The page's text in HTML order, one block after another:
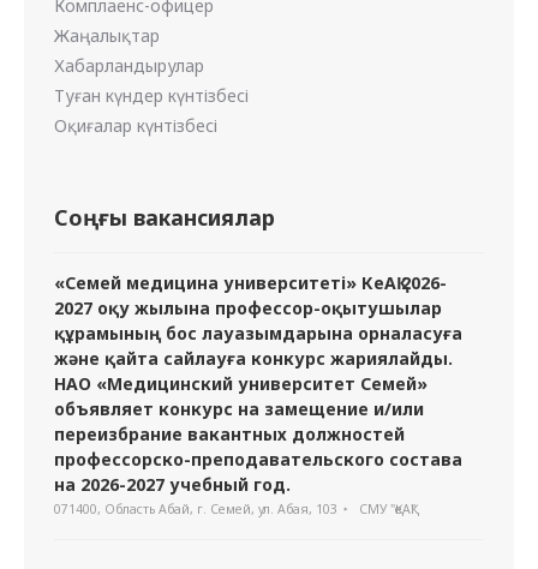
Комплаенс-офицер
Жаңалықтар
Хабарландырулар
Туған күндер күнтізбесі
Оқиғалар күнтізбесі
Соңғы вакансиялар
«Семей медицина университеті» КеАҚ 2026-
2027 оқу жылына профессор-оқытушылар
құрамының бос лауазымдарына орналасуға
және қайта сайлауға конкурс жариялайды.
НАО «Медицинский университет Семей»
объявляет конкурс на замещение и/или
переизбрание вакантных должностей
профессорско-преподавательского состава
на 2026-2027 учебный год.
071400, Область Абай, г. Семей, ул. Абая, 103 СМУ "ҚеАҚ"